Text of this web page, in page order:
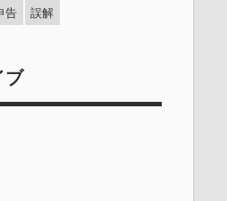
告 誤解
ブ